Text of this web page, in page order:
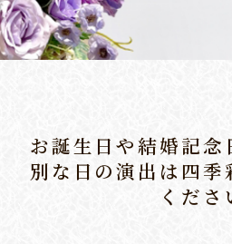
お誕生日や結婚記念
別な日の演出は 四季
くださ